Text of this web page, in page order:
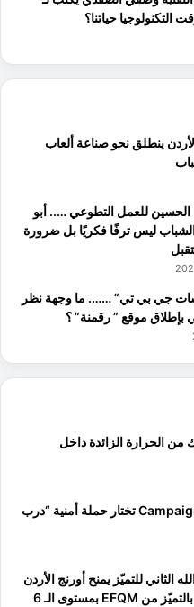
حياتنا؟
ينطلق نحو صناعة ألعاب
الحسين للعمل التطوعي ….. أبو
ليس ترفًا فكريًا بل ضرورة
جي بي تي” ……. ما وجهة نظر
بإطلاق موقع ” رقمنة” ؟
الحرارة الزائدة داخل
Campaign Middle East تختار حملة أمنية “درب
الثاني للتميّز يمنح أورنج الأردن
شهادة الاعتراف بالتميّز من EFQM بمستوى الـ 6